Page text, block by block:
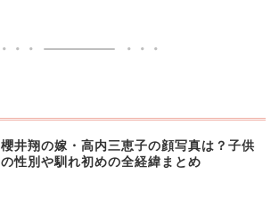
櫻井翔の嫁・高内三恵子の顔写真は？子供
の性別や馴れ初めの全経緯まとめ